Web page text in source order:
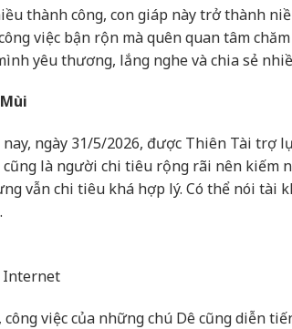
thành công, con giáp này trở thành
việc bận rộn mà quên quan tâm
yêu thương, lắng nghe và chia sẻ
ngày 31/5/2026, được Thiên Tài
cũng là người chi tiêu rộng rãi nên
vẫn chi tiêu khá hợp lý. Có thể nói tài
Internet
công việc của những chú Dê cũng diễn